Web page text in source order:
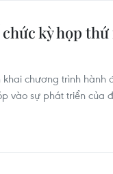
kỳ họp
chương trình hành
vào sự phát triển của